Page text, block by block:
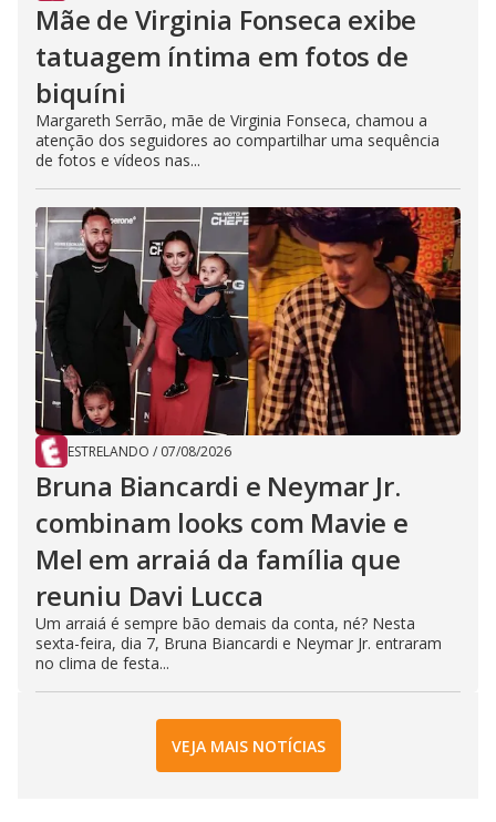
Mãe de Virginia Fonseca exibe
tatuagem íntima em fotos de
biquíni
Margareth Serrão, mãe de Virginia Fonseca, chamou a
atenção dos seguidores ao compartilhar uma sequência
de fotos e vídeos nas...
ESTRELANDO / 07/08/2026
Bruna Biancardi e Neymar Jr.
combinam looks com Mavie e
Mel em arraiá da família que
reuniu Davi Lucca
Um arraiá é sempre bão demais da conta, né? Nesta
sexta-feira, dia 7, Bruna Biancardi e Neymar Jr. entraram
no clima de festa...
VEJA MAIS NOTÍCIAS